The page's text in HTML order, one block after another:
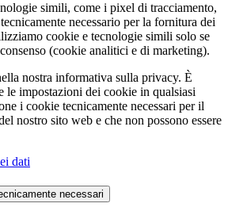
simili, come i pixel di tracciamento,
necessario per la fornitura dei
cookie e tecnologie simili solo se
(cookie analitici e di marketing).
nostra informativa sulla privacy. È
le impostazioni dei cookie in qualsiasi
i cookie tecnicamente necessari per il
nostro sito web e che non possono essere
dati
necessari